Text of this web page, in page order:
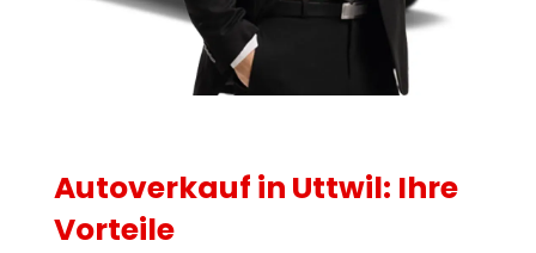
Autoverkauf in Uttwil: Ihre
Vorteile